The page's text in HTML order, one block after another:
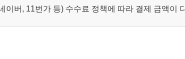
이버, 11번가 등) 수수료 정책에 따라 결제 금액이